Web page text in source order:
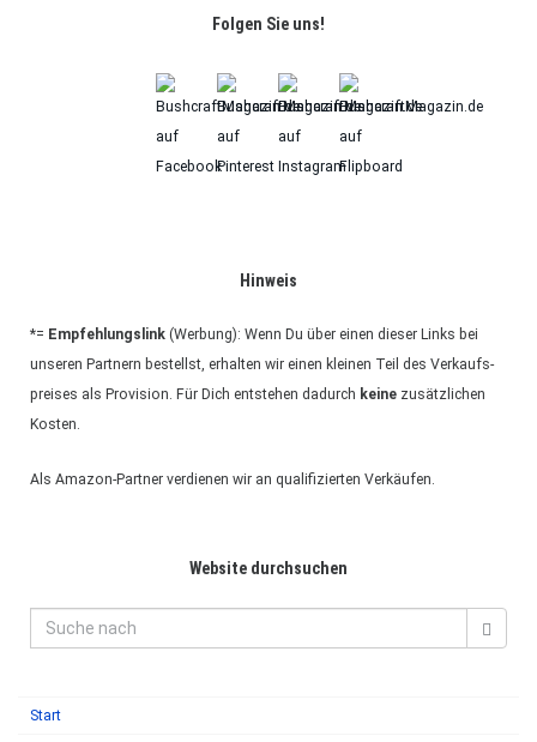
Fol­gen Sie uns!
Hin­weis
*= Emp­feh­lungs­link (Wer­bung): Wenn Du über einen die­ser Links bei
unse­ren Part­nern bestellst, erhal­ten wir einen klei­nen Teil des Ver­kaufs­
prei­ses als Pro­vi­sion. Für Dich ent­ste­hen dadurch keine zusätz­li­chen
Kos­ten.
Als Ama­zon-Part­ner ver­die­nen wir an qua­li­fi­zier­ten Ver­käu­fen.
Web­site durch­su­chen
Start